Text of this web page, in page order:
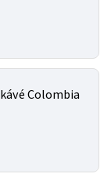
Colombia